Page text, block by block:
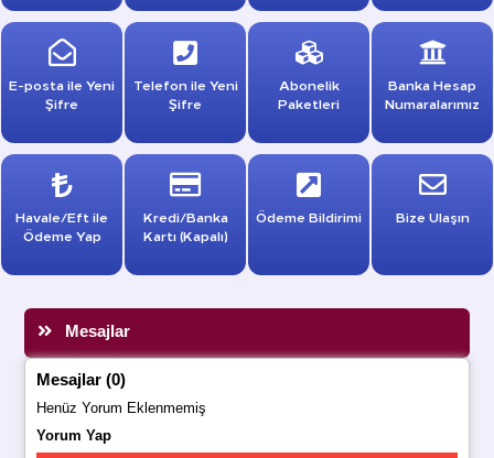
E-posta ile Yeni
Şifre
Telefon ile Yeni
Şifre
Abonelik
Paketleri
Banka Hesap
Numaralarımız
Havale/Eft ile
Ödeme Yap
Kredi/Banka
Kartı (Kapalı)
Ödeme Bildirimi Bize Ulaşın
Mesajlar
Mesajlar (0)
Henüz Yorum Eklenmemiş
Yorum Yap